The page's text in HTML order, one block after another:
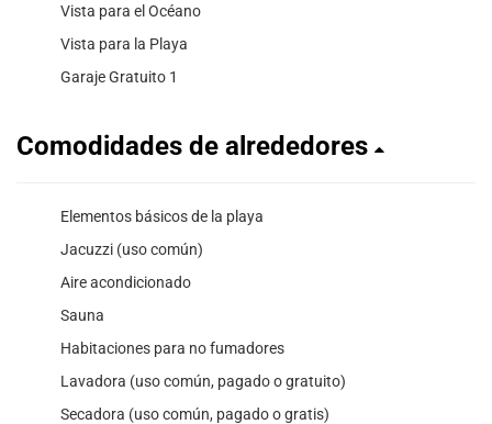
Vista para el Océano
Vista para la Playa
Garaje Gratuito 1
Comodidades de alrededores
Elementos básicos de la playa
Jacuzzi (uso común)
Aire acondicionado
Sauna
Habitaciones para no fumadores
Lavadora (uso común, pagado o gratuito)
Secadora (uso común, pagado o gratis)